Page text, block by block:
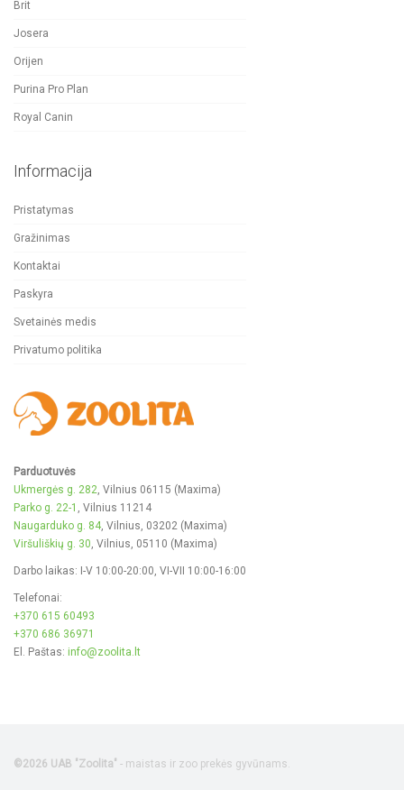
Brit
Josera
Orijen
Purina Pro Plan
Royal Canin
Informacija
Pristatymas
Gražinimas
Kontaktai
Paskyra
Svetainės medis
Privatumo politika
Parduotuvės
Ukmergės g. 282 , Vilnius 06115 (Maxima)
Parko g. 22-1
, Vilnius 11214
Naugarduko g. 84, Vilnius, 03202 (Maxima)
Viršuliškių g. 30 , Vilnius, 05110 (Maxima)
Darbo laikas: I-V 10:00-20:00, VI-VII 10:00-16:00
Telefonai:
+370 615 60493
+370 686 36971
El. Paštas: info@zoolita.lt
©2026 UAB "Zoolita" - maistas ir zoo prekės gyvūnams.